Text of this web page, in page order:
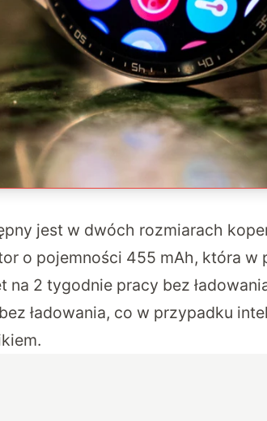
jest w dwóch rozmiarach
o pojemności 455 mAh, która w
na 2 tygodnie pracy bez
ładowania, co w przypadku